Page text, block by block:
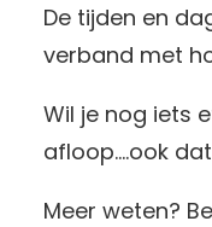
De tijden en
verband met
Wil je nog iets
afloop….ook
Meer weten?